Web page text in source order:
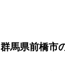
群馬県前橋市